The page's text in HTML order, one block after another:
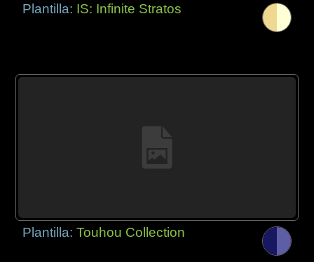
Plantilla: IS: Infinite Stratos
Plantilla:Touhou Collection